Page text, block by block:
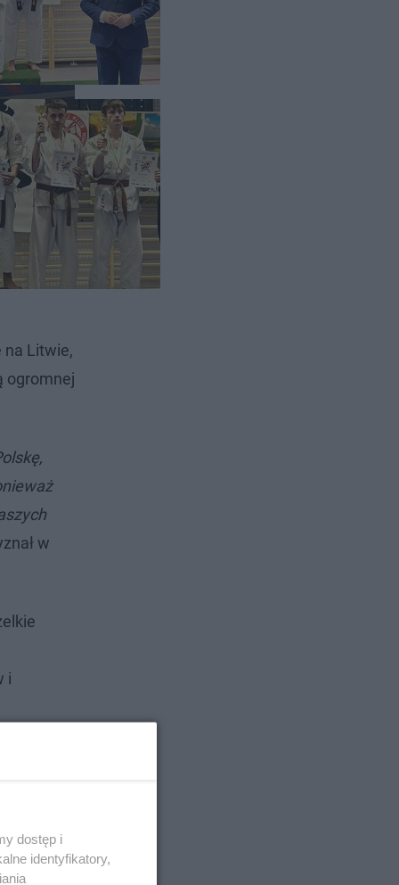
na Litwie,
ogromnej
w
i
dostęp i
identyfikatory,